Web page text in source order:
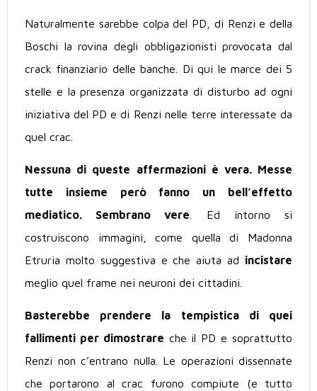
Naturalmente sarebbe colpa del PD, di Renzi e della
Boschi la rovina degli obbligazionisti provocata dal
crack finanziario delle banche. Di qui le marce dei 5
stelle e la presenza organizzata di disturbo ad ogni
iniziativa del PD e di Renzi nelle terre interessate da
quel crac.
Nessuna di queste affermazioni è vera. Messe
tutte insieme però fanno un bell’effetto
mediatico. Sembrano vere . Ed intorno si
costruiscono immagini, come quella di Madonna
Etruria molto suggestiva e che aiuta ad incistare
meglio quel frame nei neuroni dei cittadini.
Basterebbe prendere la tempistica di quei
fallimenti per dimostrare che il PD e soprattutto
Renzi non c’entrano nulla. Le operazioni dissennate
che portarono al crac furono compiute (e tutto